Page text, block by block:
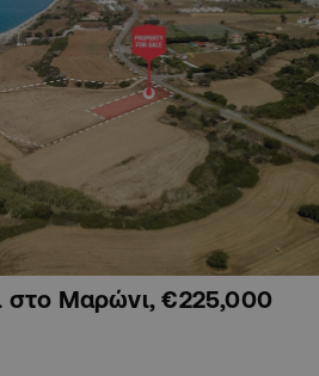
στο Μαρώνι, €225,000